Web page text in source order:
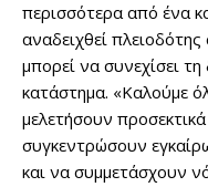
περισσότερα από ένα
αναδειχθεί
μπορεί να συνεχίσει τη
κατάστημα. «Καλούμε
μελετήσουν
συγκεντρώσουν
και να συμμετάσχουν